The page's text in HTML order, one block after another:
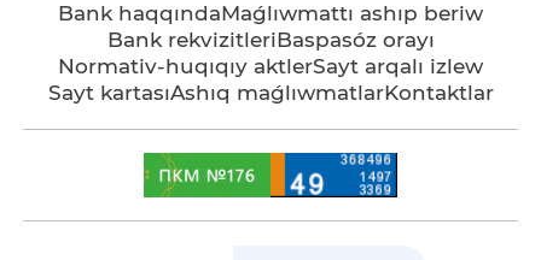
Bank haqqındaMaǵlıwmattı ashıp beriw
Bank rekvizitleriBaspasóz orayı
Normativ-huqıqıy aktlerSayt arqalı izlew
Sayt kartasıAshıq maǵlıwmatlarKontaktlar